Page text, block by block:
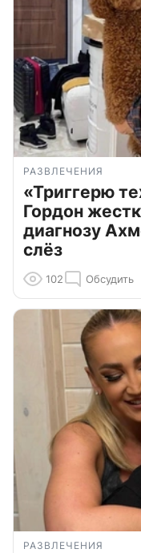
РАЗВЛЕЧЕНИЯ
«Триггерю
Гордон
диагнозу
слёз
102 Обсудить
РАЗВЛЕЧЕНИЯ